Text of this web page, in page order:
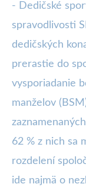
- Dedičské
spravodlivosti
dedičských
prerastie do
vysporiadanie
manželov
62 % z nich sa
rozdelení
ide najmä o